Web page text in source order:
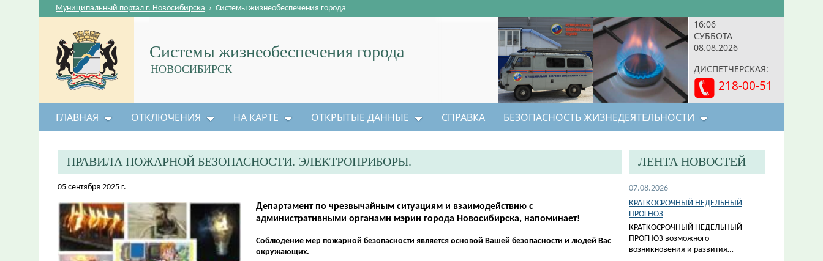
16:06
СУББОТА
08.08.2026
ДИСПЕТЧЕРСКАЯ:
218-00-51
Системы жизнеобеспечения города
НОВОСИБИРСК
Муниципальный портал г. Новосибирска › Системы жизнеобеспечения города
ГЛАВНАЯ ОТКЛЮЧЕНИЯ НА КАРТЕ ОТКРЫТЫЕ ДАННЫЕ СПРАВКА БЕЗОПАСНОСТЬ ЖИЗНЕДЕЯТЕЛЬНОСТИ
ПРАВИЛА ПОЖАРНОЙ БЕЗОПАСНОСТИ. ЭЛЕКТРОПРИБОРЫ.
05 сентября 2025 г.
Департамент по чрезвычайным ситуациям и взаимодействию с
административными органами мэрии города Новосибирска, напоминает!
Соблюдение мер пожарной безопасности является основой Вашей безопасности и людей Вас
окружающих.
ЛЕНТА НОВОСТЕЙ
07.08.2026
КРАТКОСРОЧНЫЙ НЕДЕЛЬНЫЙ
ПРОГНОЗ
КРАТКОСРОЧНЫЙ НЕДЕЛЬНЫЙ
ПРОГНОЗ возможного
возникновения и развития…